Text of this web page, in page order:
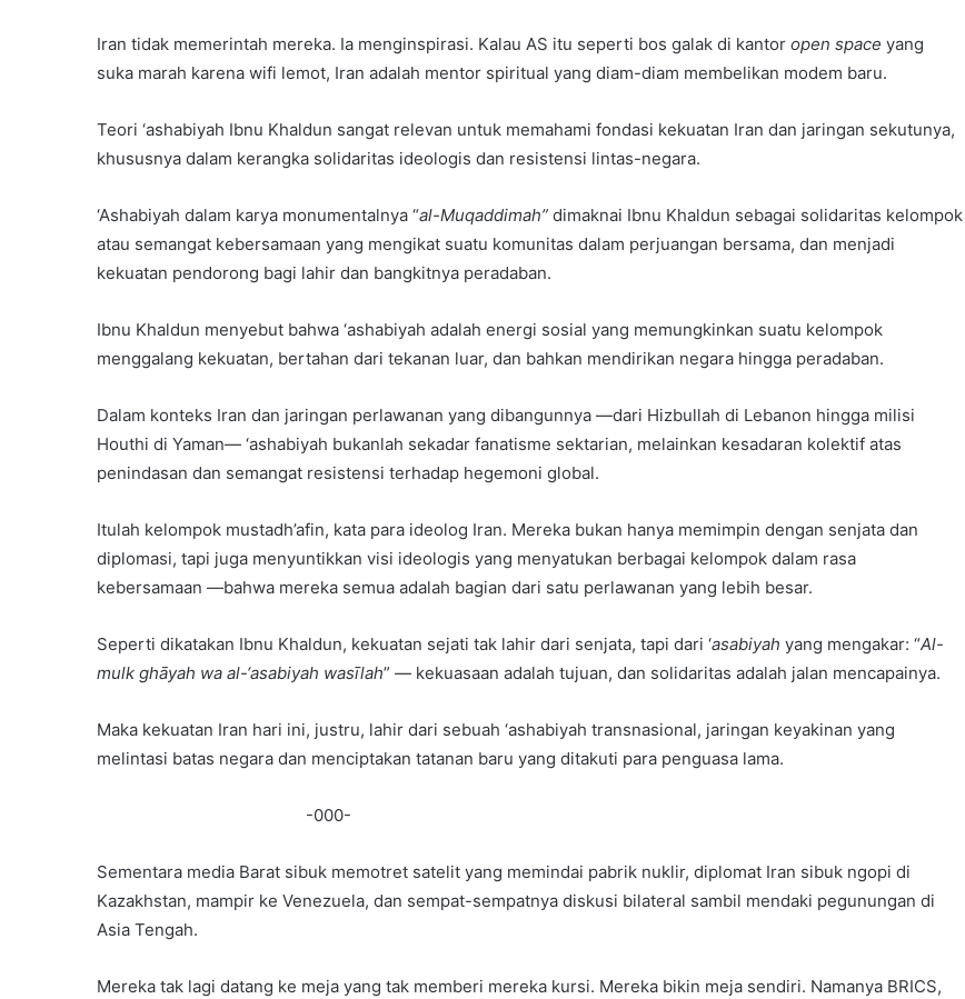
Iran tidak memerintah mereka. Ia menginspirasi. Kalau AS itu seperti bos galak di kantor open space yang
suka marah karena wifi lemot, Iran adalah mentor spiritual yang diam-diam membelikan modem baru.
Teori ‘ashabiyah Ibnu Khaldun sangat relevan untuk memahami fondasi kekuatan Iran dan jaringan sekutunya,
khususnya dalam kerangka solidaritas ideologis dan resistensi lintas-negara.
‘Ashabiyah dalam karya monumentalnya “al-Muqaddimah” dimaknai Ibnu Khaldun sebagai solidaritas kelompok
atau semangat kebersamaan yang mengikat suatu komunitas dalam perjuangan bersama, dan menjadi
kekuatan pendorong bagi lahir dan bangkitnya peradaban.
Ibnu Khaldun menyebut bahwa ‘ashabiyah adalah energi sosial yang memungkinkan suatu kelompok
menggalang kekuatan, bertahan dari tekanan luar, dan bahkan mendirikan negara hingga peradaban.
Dalam konteks Iran dan jaringan perlawanan yang dibangunnya —dari Hizbullah di Lebanon hingga milisi
Houthi di Yaman— ‘ashabiyah bukanlah sekadar fanatisme sektarian, melainkan kesadaran kolektif atas
penindasan dan semangat resistensi terhadap hegemoni global.
Itulah kelompok mustadh’afin, kata para ideolog Iran. Mereka bukan hanya memimpin dengan senjata dan
diplomasi, tapi juga menyuntikkan visi ideologis yang menyatukan berbagai kelompok dalam rasa
kebersamaan —bahwa mereka semua adalah bagian dari satu perlawanan yang lebih besar.
Seperti dikatakan Ibnu Khaldun, kekuatan sejati tak lahir dari senjata, tapi dari ‘asabiyah yang mengakar: “Al-
mulk ghāyah wa al-‘asabiyah wasīlah” — kekuasaan adalah tujuan, dan solidaritas adalah jalan mencapainya.
Maka kekuatan Iran hari ini, justru, lahir dari sebuah ‘ashabiyah transnasional, jaringan keyakinan yang
melintasi batas negara dan menciptakan tatanan baru yang ditakuti para penguasa lama.
-000-
Sementara media Barat sibuk memotret satelit yang memindai pabrik nuklir, diplomat Iran sibuk ngopi di
Kazakhstan, mampir ke Venezuela, dan sempat-sempatnya diskusi bilateral sambil mendaki pegunungan di
Asia Tengah.
Mereka tak lagi datang ke meja yang tak memberi mereka kursi. Mereka bikin meja sendiri. Namanya BRICS,